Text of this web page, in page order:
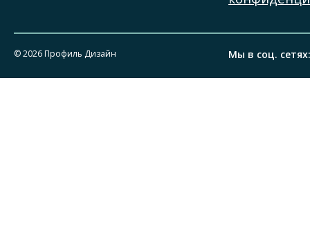
© 2026 Профиль Дизайн Мы в соц. сетях: